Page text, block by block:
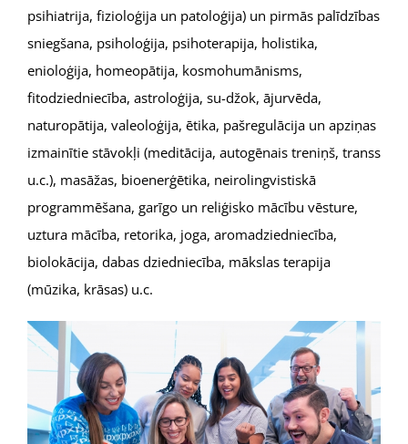
psihiatrija, fizioloģija un patoloģija) un pirmās palīdzības
sniegšana, psiholoģija, psihoterapija, holistika,
enioloģija, homeopātija, kosmohumānisms,
fitodziedniecība, astroloģija, su-džok, ājurvēda,
naturopātija, valeoloģija, ētika, pašregulācija un apziņas
izmainītie stāvokļi (meditācija, autogēnais treniņš, transs
u.c.), masāžas, bioenerģētika, neirolingvistiskā
programmēšana, garīgo un reliģisko mācību vēsture,
uztura mācība, retorika, joga, aromadziedniecība,
biolokācija, dabas dziedniecība, mākslas terapija
(mūzika, krāsas) u.c.